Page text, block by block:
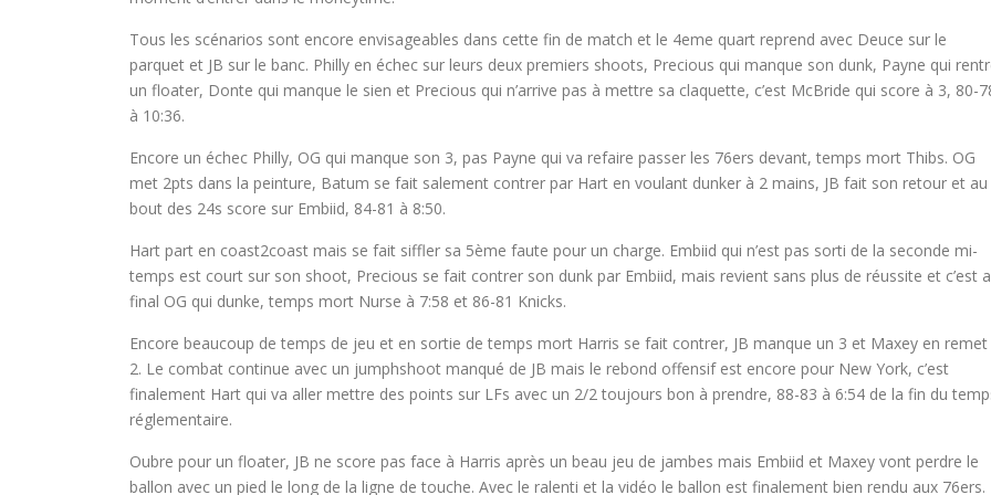
Tous les scénarios sont encore envisageables dans cette fin de match et le 4eme quart reprend avec Deuce sur le
parquet et JB sur le banc. Philly en échec sur leurs deux premiers shoots, Precious qui manque son dunk, Payne qui
un floater, Donte qui manque le sien et Precious qui n’arrive pas à mettre sa claquette, c’est McBride qui score à 3, 80-
à 10:36.
Encore un échec Philly, OG qui manque son 3, pas Payne qui va refaire passer les 76ers devant, temps mort Thibs. OG
met 2pts dans la peinture, Batum se fait salement contrer par Hart en voulant dunker à 2 mains, JB fait son retour et au
bout des 24s score sur Embiid, 84-81 à 8:50.
Hart part en coast2coast mais se fait siffler sa 5ème faute pour un charge. Embiid qui n’est pas sorti de la seconde mi-
temps est court sur son shoot, Precious se fait contrer son dunk par Embiid, mais revient sans plus de réussite et c’est
final OG qui dunke, temps mort Nurse à 7:58 et 86-81 Knicks.
Encore beaucoup de temps de jeu et en sortie de temps mort Harris se fait contrer, JB manque un 3 et Maxey en remet
2. Le combat continue avec un jumphshoot manqué de JB mais le rebond offensif est encore pour New York, c’est
finalement Hart qui va aller mettre des points sur LFs avec un 2/2 toujours bon à prendre, 88-83 à 6:54 de la fin du
réglementaire.
Oubre pour un floater, JB ne score pas face à Harris après un beau jeu de jambes mais Embiid et Maxey vont perdre le
ballon avec un pied le long de la ligne de touche. Avec le ralenti et la vidéo le ballon est finalement bien rendu aux 76ers.